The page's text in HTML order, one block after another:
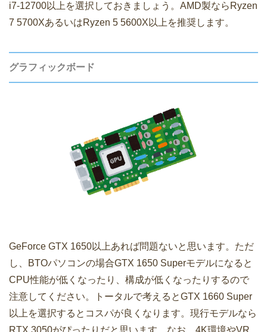
i7-12700以上を選択しておきましょう。AMD製ならRyzen
7 5700XあるいはRyzen 5 5600X以上を推奨します。
グラフィックボード
GeForce GTX 1650以上あれば問題ないと思います。ただ
し、BTOパソコンの場合GTX 1650 Superモデルになると
CPU性能が低くなったり、構成が低くなったりするので
注意してください。トータルで考えるとGTX 1660 Super
以上を選択するとコスパが良くなります。現行モデルなら
RTX 3050がぴったりだと思います。なお、4K環境やVR